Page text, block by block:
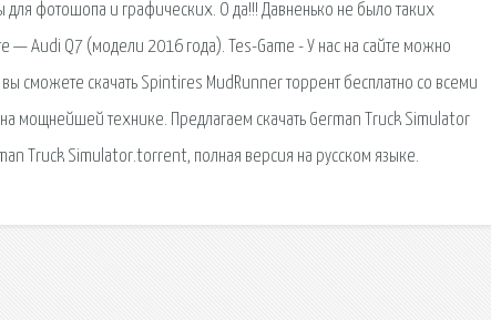
фотошопа и графических. О да!!! Давненько не было таких
— Audi Q7 (модели 2016 года). Tes-Game - У нас на сайте можно
сможете скачать Spintires MudRunner торрент бесплатно со всеми
мощнейшей технике. Предлагаем скачать German Truck Simulator
Truck Simulator.torrent, полная версия на русском языке.